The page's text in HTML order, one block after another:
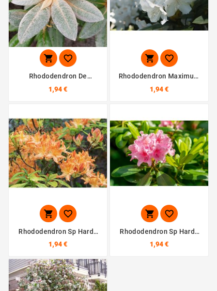
 
Rhododendron De
1,94 €
 
Rhododendron Maximum
1,94 €
 
Rhododendron Sp Hardy
Deciduous Mix - 10
Graines
1,94 €
 
Rhododendron Sp Hardy
Evergreen Mix - 10
Graines
1,94 €